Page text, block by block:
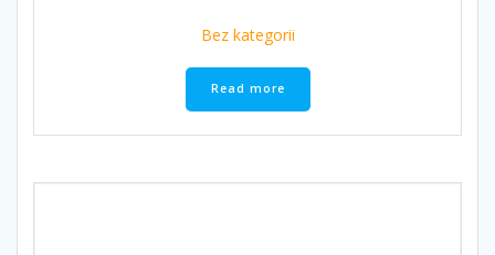
Bez kategorii
Read more